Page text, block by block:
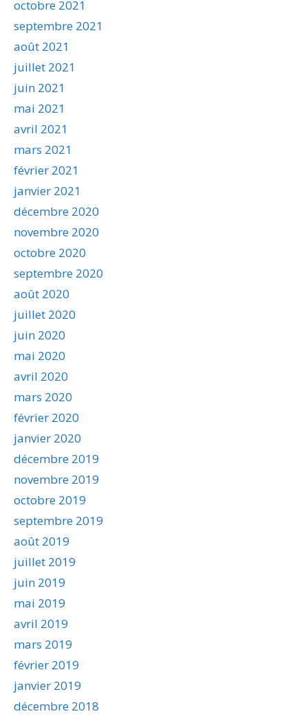
octobre 2021
septembre 2021
août 2021
juillet 2021
juin 2021
mai 2021
avril 2021
mars 2021
février 2021
janvier 2021
décembre 2020
novembre 2020
octobre 2020
septembre 2020
août 2020
juillet 2020
juin 2020
mai 2020
avril 2020
mars 2020
février 2020
janvier 2020
décembre 2019
novembre 2019
octobre 2019
septembre 2019
août 2019
juillet 2019
juin 2019
mai 2019
avril 2019
mars 2019
février 2019
janvier 2019
décembre 2018